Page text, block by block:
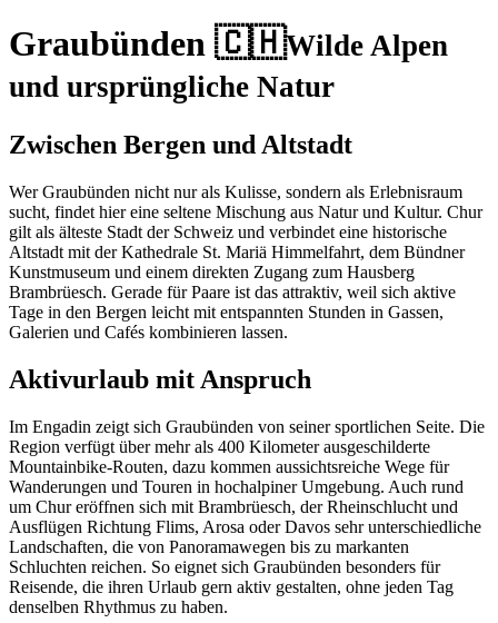
Graubünden 🇨🇭Wilde Alpen
und ursprüngliche Natur
Zwischen Bergen und Altstadt
Wer Graubünden nicht nur als Kulisse, sondern als Erlebnisraum
sucht, findet hier eine seltene Mischung aus Natur und Kultur. Chur
gilt als älteste Stadt der Schweiz und verbindet eine historische
Altstadt mit der Kathedrale St. Mariä Himmelfahrt, dem Bündner
Kunstmuseum und einem direkten Zugang zum Hausberg
Brambrüesch. Gerade für Paare ist das attraktiv, weil sich aktive
Tage in den Bergen leicht mit entspannten Stunden in Gassen,
Galerien und Cafés kombinieren lassen.
Aktivurlaub mit Anspruch
Im Engadin zeigt sich Graubünden von seiner sportlichen Seite. Die
Region verfügt über mehr als 400 Kilometer ausgeschilderte
Mountainbike-Routen, dazu kommen aussichtsreiche Wege für
Wanderungen und Touren in hochalpiner Umgebung. Auch rund
um Chur eröffnen sich mit Brambrüesch, der Rheinschlucht und
Ausflügen Richtung Flims, Arosa oder Davos sehr unterschiedliche
Landschaften, die von Panoramawegen bis zu markanten
Schluchten reichen. So eignet sich Graubünden besonders für
Reisende, die ihren Urlaub gern aktiv gestalten, ohne jeden Tag
denselben Rhythmus zu haben.